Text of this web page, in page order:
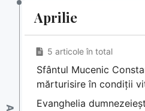
Aprilie
5 articole în total
Sfântul Mucenic
mărturisire în condiții
Evanghelia